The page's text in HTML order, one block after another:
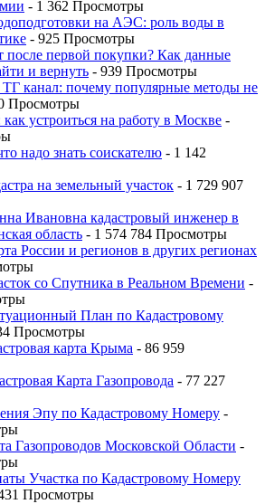
- 1 362 Просмотры
на АЭС: роль воды в
- 925 Просмотры
после первой покупки? Как данные
и вернуть - 939 Просмотры
ТГ канал: почему популярные методы не
Просмотры
устроиться на работу в Москве -
надо знать соискателю - 1 142
на земельный участок - 1 729 907
Ивановна кадастровый инженер в
область - 1 574 784 Просмотры
России и регионов в других регионах
со Спутника в Реальном Времени -
План по Кадастровому
Просмотры
карта Крыма - 86 959
Карта Газопровода - 77 227
Эпу по Кадастровому Номеру -
Газопроводов Московской Области -
Участка по Кадастровому Номеру
Просмотры